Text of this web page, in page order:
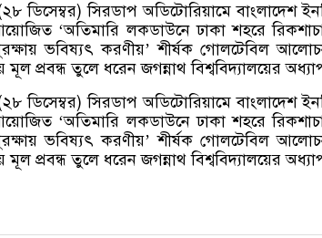
ডিসেম্বর) সিরডাপ অডিটোরিয়ামে বাংলাদেশ
‘অতিমারি লকডাউনে ঢাকা শহরে
ভবিষ্যৎ করণীয়’ শীর্ষক গোলটেবিল
প্রবন্ধ তুলে ধরেন জগন্নাথ বিশ্ববিদ্যালয়ের
ডিসেম্বর) সিরডাপ অডিটোরিয়ামে বাংলাদেশ
‘অতিমারি লকডাউনে ঢাকা শহরে
ভবিষ্যৎ করণীয়’ শীর্ষক গোলটেবিল
প্রবন্ধ তুলে ধরেন জগন্নাথ বিশ্ববিদ্যালয়ের